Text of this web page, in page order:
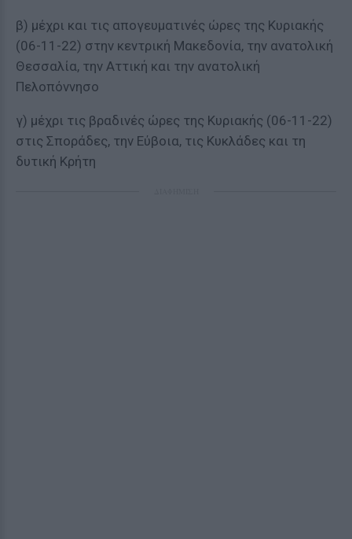
β) μέχρι και τις απογευματινές ώρες της Κυριακής
(06-11-22) στην κεντρική Μακεδονία, την ανατολική
Θεσσαλία, την Αττική και την ανατολική
Πελοπόννησο
γ) μέχρι τις βραδινές ώρες της Κυριακής (06-11-22)
στις Σποράδες, την Εύβοια, τις Κυκλάδες και τη
δυτική Κρήτη